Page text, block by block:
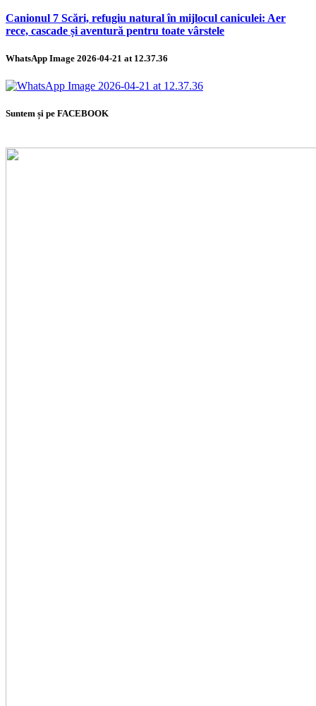
Canionul 7 Scări, refugiu natural în mijlocul caniculei: Aer
rece, cascade și aventură pentru toate vârstele
WhatsApp Image 2026-04-21 at 12.37.36
Suntem și pe FACEBOOK